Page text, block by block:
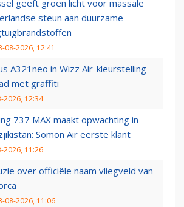
geeft groen licht voor massale
steun aan duurzame
08-2026, 12:41
A321neo in Wizz Air-kleurstelling
met graffiti
2026, 12:34
737 MAX maakt opwachting in
Somon Air eerste klant
2026, 11:26
over officiële naam vliegveld van
08-2026, 11:06